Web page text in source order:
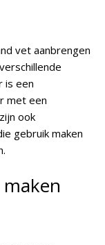
vet aanbrengen
is een
met een
ook
gebruik maken